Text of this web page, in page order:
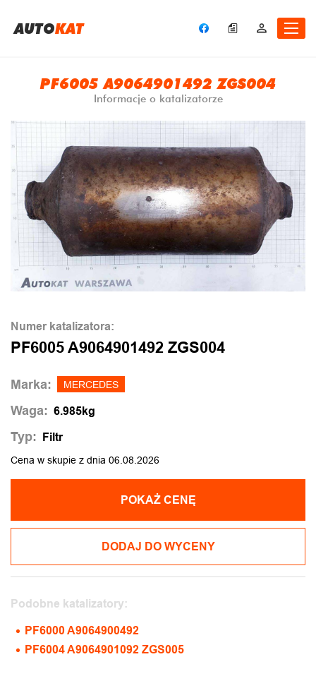
AUTOKAT
PF6005 A9064901492 ZGS004
Informacje o katalizatorze
Numer katalizatora:
PF6005 A9064901492 ZGS004
Marka: MERCEDES
Waga: 6.985kg
Typ: Filtr
Cena w skupie z dnia 06.08.2026
POKAŻ CENĘ
DODAJ DO WYCENY
Podobne katalizatory:
PF6000 A9064900492
PF6004 A9064901092 ZGS005